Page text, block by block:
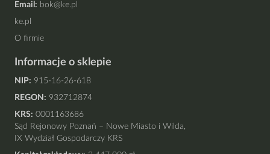
Email: bok@ke.pl
ke.pl
O firmie
Informacje o sklepie
NIP: 915-16-26-618
REGON: 932712874
KRS: 0001163686
Sąd Rejonowy Poznań – Nowe Miasto i Wilda,
IX Wydział Gospodarczy KRS